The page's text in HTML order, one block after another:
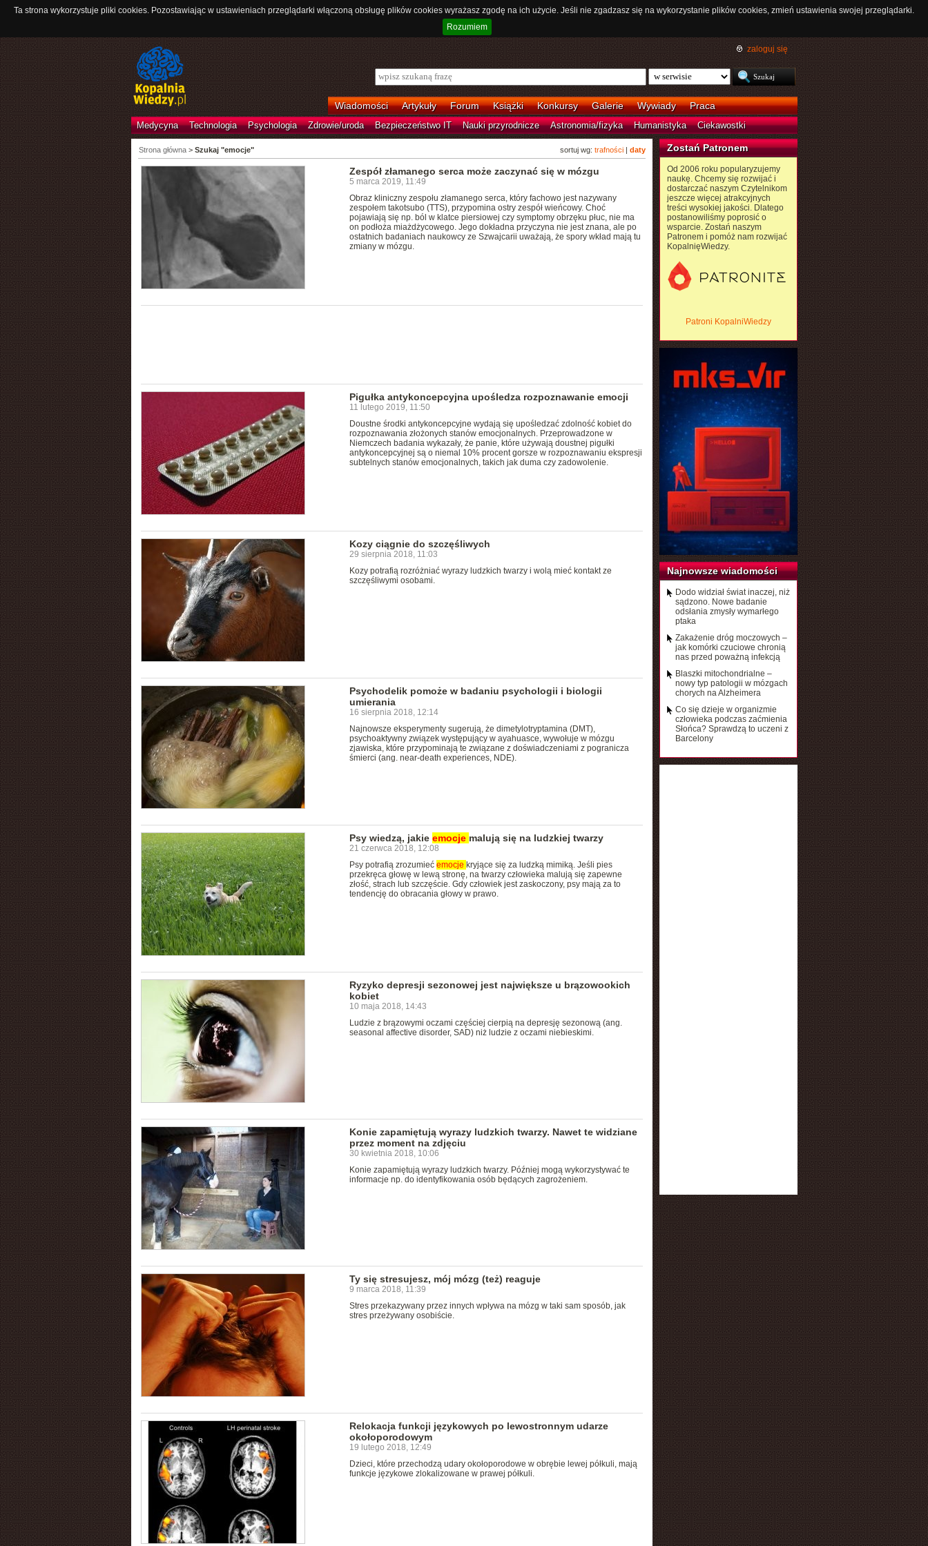
Ta strona wykorzystuje pliki cookies. Pozostawiając w ustawieniach przeglądarki włączoną obsługę plików cookies wyrażasz zgodę na ich użycie. Jeśli nie zgadzasz się na wykorzystanie plików cookies, zmień ustawienia swojej przeglądarki.
Rozumiem
zaloguj się
Wiadomości Artykuły Forum Książki Konkursy Galerie Wywiady Praca
Medycyna Technologia Psychologia Zdrowie/uroda Bezpieczeństwo IT Nauki przyrodnicze Astronomia/fizyka Humanistyka Ciekawostki
sortuj wg: trafności| daty
Strona główna> Szukaj "emocje"
Zespół złamanego serca może zaczynać się w mózgu
5 marca 2019, 11:49
Obraz kliniczny zespołu złamanego serca, który fachowo jest nazywany
zespołem takotsubo (TTS), przypomina ostry zespół wieńcowy. Choć
pojawiają się np. ból w klatce piersiowej czy symptomy obrzęku płuc, nie ma
on podłoża miażdżycowego. Jego dokładna przyczyna nie jest znana, ale po
ostatnich badaniach naukowcy ze Szwajcarii uważają, że spory wkład mają tu
zmiany w mózgu.
Pigułka antykoncepcyjna upośledza rozpoznawanie emocji
11 lutego 2019, 11:50
Doustne środki antykoncepcyjne wydają się upośledzać zdolność kobiet do
rozpoznawania złożonych stanów emocjonalnych. Przeprowadzone w
Niemczech badania wykazały, że panie, które używają doustnej pigułki
antykoncepcyjnej są o niemal 10% procent gorsze w rozpoznawaniu ekspresji
subtelnych stanów emocjonalnych, takich jak duma czy zadowolenie.
Kozy ciągnie do szczęśliwych
29 sierpnia 2018, 11:03
Kozy potrafią rozróżniać wyrazy ludzkich twarzy i wolą mieć kontakt ze
szczęśliwymi osobami.
Psychodelik pomoże w badaniu psychologii i biologii
umierania
16 sierpnia 2018, 12:14
Najnowsze eksperymenty sugerują, że dimetylotryptamina (DMT),
psychoaktywny związek występujący w ayahuasce, wywołuje w mózgu
zjawiska, które przypominają te związane z doświadczeniami z pogranicza
śmierci (ang. near-death experiences, NDE).
Psy wiedzą, jakie emocje malują się na ludzkiej twarzy
21 czerwca 2018, 12:08
Psy potrafią zrozumieć emocje kryjące się za ludzką mimiką. Jeśli pies
przekręca głowę w lewą stronę, na twarzy człowieka malują się zapewne
złość, strach lub szczęście. Gdy człowiek jest zaskoczony, psy mają za to
tendencję do obracania głowy w prawo.
Ryzyko depresji sezonowej jest największe u brązowookich
kobiet
10 maja 2018, 14:43
Ludzie z brązowymi oczami częściej cierpią na depresję sezonową (ang.
seasonal affective disorder, SAD) niż ludzie z oczami niebieskimi.
Konie zapamiętują wyrazy ludzkich twarzy. Nawet te widziane
przez moment na zdjęciu
30 kwietnia 2018, 10:06
Konie zapamiętują wyrazy ludzkich twarzy. Później mogą wykorzystywać te
informacje np. do identyfikowania osób będących zagrożeniem.
Ty się stresujesz, mój mózg (też) reaguje
9 marca 2018, 11:39
Stres przekazywany przez innych wpływa na mózg w taki sam sposób, jak
stres przeżywany osobiście.
Relokacja funkcji językowych po lewostronnym udarze
okołoporodowym
19 lutego 2018, 12:49
Dzieci, które przechodzą udary okołoporodowe w obrębie lewej półkuli, mają
funkcje językowe zlokalizowane w prawej półkuli.
Zostań Patronem
Od 2006 roku popularyzujemy
naukę. Chcemy się rozwijać i
dostarczać naszym Czytelnikom
jeszcze więcej atrakcyjnych
treści wysokiej jakości. Dlatego
postanowiliśmy poprosić o
wsparcie. Zostań naszym
Patronem i pomóż nam rozwijać
KopalnięWiedzy.
Patroni KopalniWiedzy
Najnowsze wiadomości
Dodo widział świat inaczej, niż
sądzono. Nowe badanie
odsłania zmysły wymarłego
ptaka
Zakażenie dróg moczowych –
jak komórki czuciowe chronią
nas przed poważną infekcją
Blaszki mitochondrialne –
nowy typ patologii w mózgach
chorych na Alzheimera
Co się dzieje w organizmie
człowieka podczas zaćmienia
Słońca? Sprawdzą to uczeni z
Barcelony